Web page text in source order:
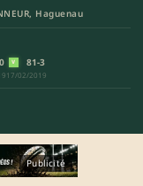
Haguenau
V 81-3
17/02/2019
Publicité